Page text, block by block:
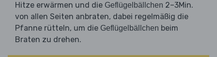
Hitze erwärmen und die Geflügelbällchen 2–3Min.
von allen Seiten anbraten, dabei regelmäßig die
Pfanne rütteln, um die Geflügelbällchen beim
Braten zu drehen.